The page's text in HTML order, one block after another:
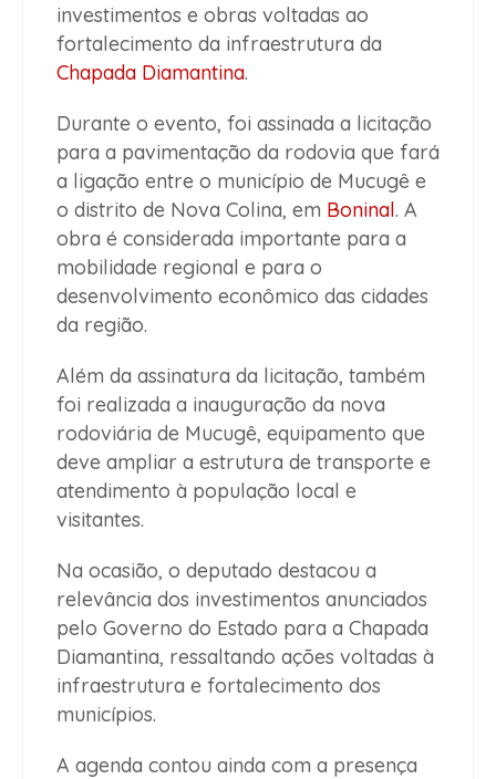
investimentos e obras voltadas ao
fortalecimento da infraestrutura da
Chapada Diamantina.
Durante o evento, foi assinada a licitação
para a pavimentação da rodovia que fará
a ligação entre o município de Mucugê e
o distrito de Nova Colina, em Boninal. A
obra é considerada importante para a
mobilidade regional e para o
desenvolvimento econômico das cidades
da região.
Além da assinatura da licitação, também
foi realizada a inauguração da nova
rodoviária de Mucugê, equipamento que
deve ampliar a estrutura de transporte e
atendimento à população local e
visitantes.
Na ocasião, o deputado destacou a
relevância dos investimentos anunciados
pelo Governo do Estado para a Chapada
Diamantina, ressaltando ações voltadas à
infraestrutura e fortalecimento dos
municípios.
A agenda contou ainda com a presença